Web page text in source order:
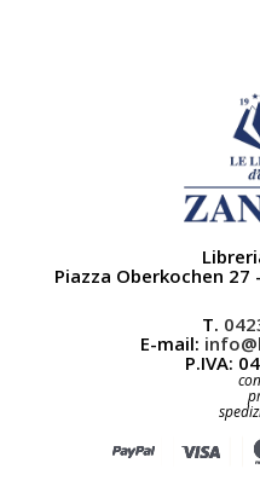
Piazza Oberkochen
T.
E-mail:
P.IVA: